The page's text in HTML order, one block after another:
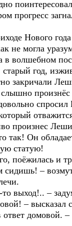
Нового года
могла
волшебном
год,
закричали
произнёс
спросил
произнес
Он
статую!
поёжилась и
–
выход!.. –
–
домовой. –